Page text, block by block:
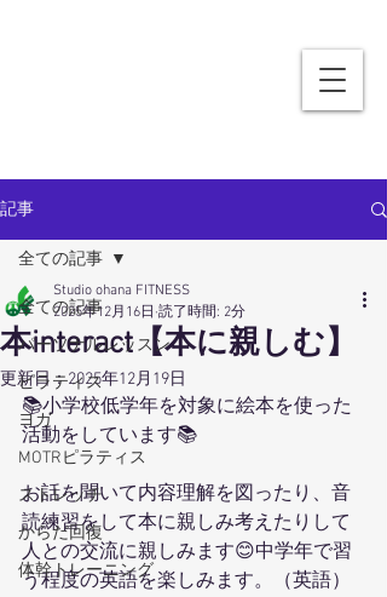
記事
全ての記事
パーソナルレッスン
ピラティス
ヨガ
MOTRピラティス
ストレッチ
からだ回復
体幹トレーニング
全ての記事
本interact【本に親しむ】
Studio ohana FITNESS
2025年12月16日 読了時間: 2分
更新日：2025年12月19日
📚小学校低学年を対象に絵本を使った
活動をしています📚
お話を聞いて内容理解を図ったり、音
読練習をして本に親しみ考えたりして
人との交流に親しみます😊中学年で習
う程度の英語を楽しみます。（英語）